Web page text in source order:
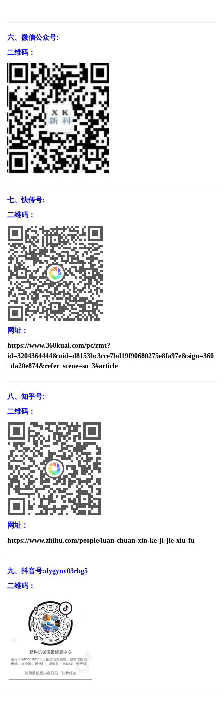
六、微信公众号:
二维码：
七、快传号:
二维码：
网址：
https://www.360kuai.com/pc/zmt?
id=3204364444&uid=d8153bc3cce7bd19f90680275e8fa97e&sign=360
_da20e874&refer_scene=so_3#article
八、知乎号:
二维码：
网址：
https://www.zhihu.com/people/luan-chuan-xin-ke-ji-jie-xiu-fu
九、抖音号:dygynv03rbg5
二维码：